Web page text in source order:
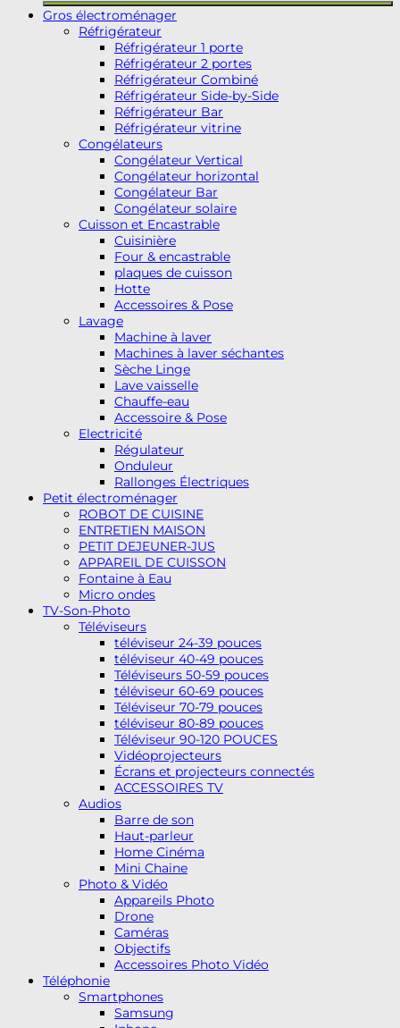
Gros électroménager
Réfrigérateur
Réfrigérateur 1 porte
Réfrigérateur 2 portes
Réfrigérateur Combiné
Réfrigérateur Side-by-Side
Réfrigérateur Bar
Réfrigérateur vitrine
Congélateurs
Congélateur Vertical
Congélateur horizontal
Congélateur Bar
Congélateur solaire
Cuisson et Encastrable
Cuisinière
Four & encastrable
plaques de cuisson
Hotte
Accessoires & Pose
Lavage
Machine à laver
Machines à laver séchantes
Sèche Linge
Lave vaisselle
Chauffe-eau
Accessoire & Pose
Electricité
Régulateur
Onduleur
Rallonges Électriques
Petit électroménager
ROBOT DE CUISINE
ENTRETIEN MAISON
PETIT DEJEUNER-JUS
APPAREIL DE CUISSON
Fontaine à Eau
Micro ondes
TV-Son-Photo
Téléviseurs
téléviseur 24-39 pouces
téléviseur 40-49 pouces
Téléviseurs 50-59 pouces
téléviseur 60-69 pouces
Téléviseur 70-79 pouces
téléviseur 80-89 pouces
Téléviseur 90-120 POUCES
Vidéoprojecteurs
Écrans et projecteurs connectés
ACCESSOIRES TV
Audios
Barre de son
Haut-parleur
Home Cinéma
Mini Chaine
Photo & Vidéo
Appareils Photo
Drone
Caméras
Objectifs
Accessoires Photo Vidéo
Téléphonie
Smartphones
Samsung